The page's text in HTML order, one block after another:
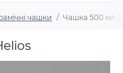
чашки Чашка 500 мл